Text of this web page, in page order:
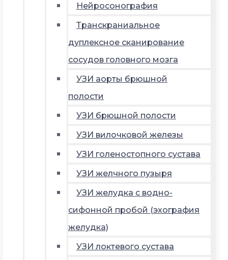
Нейросонография
Транскраниальное
дуплексное сканирование
сосудов головного мозга
УЗИ аорты брюшной
полости
УЗИ брюшной полости
УЗИ вилочковой железы
УЗИ голеностопного сустава
УЗИ желчного пузыря
УЗИ желудка с водно-
сифонной пробой (эхография
желудка)
УЗИ локтевого сустава